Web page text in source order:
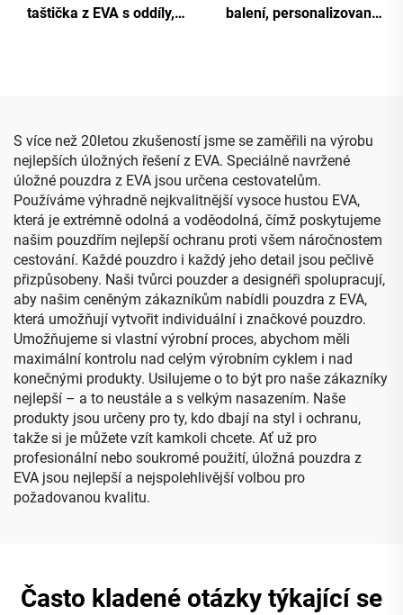
taštička z EVA s oddíly,
balení, personalizované
S více než 20letou zkušeností jsme se zaměřili na výrobu
nejlepších úložných řešení z EVA. Speciálně navržené
úložné pouzdra z EVA jsou určena cestovatelům.
Používáme výhradně nejkvalitnější vysoce hustou EVA,
která je extrémně odolná a voděodolná, čímž poskytujeme
našim pouzdřím nejlepší ochranu proti všem náročnostem
cestování. Každé pouzdro i každý jeho detail jsou pečlivě
přizpůsobeny. Naši tvůrci pouzder a designéři spolupracují,
aby našim ceněným zákazníkům nabídli pouzdra z EVA,
která umožňují vytvořit individuální i značkové pouzdro.
Umožňujeme si vlastní výrobní proces, abychom měli
maximální kontrolu nad celým výrobním cyklem i nad
konečnými produkty. Usilujeme o to být pro naše zákazníky
nejlepší – a to neustále a s velkým nasazením. Naše
produkty jsou určeny pro ty, kdo dbají na styl i ochranu,
takže si je můžete vzít kamkoli chcete. Ať už pro
profesionální nebo soukromé použití, úložná pouzdra z
EVA jsou nejlepší a nejspolehlivější volbou pro
požadovanou kvalitu.
Často kladené otázky týkající se